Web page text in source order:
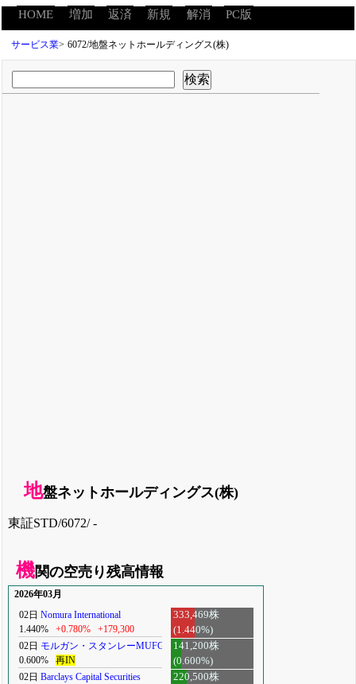
HOME 増加 返済 新規 解消 PC版
サービス業> 6072/地盤ネットホールディングス(株)
地盤ネットホールディングス(株)
東証STD/6072/ -
機関の空売り残高情報
2026年03月
02日 Nomura International
1.440%
+0.780% +179,300
333,469株
(1.440%)
02日 モルガン・スタンレーMUFG
0.600%
再IN
141,200株
(0.600%)
02日 Barclays Capital Securities
220,500株